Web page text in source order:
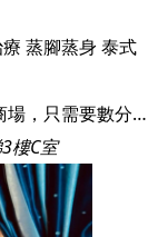
蒸腳蒸身泰式
「泰、舒適」位於長沙灣青山道鄰近元州商場，只需要數分鐘就可以從地鐵站出口去到店鋪，十分方便！店內設有多張特大按摩床讓大家可以在繁忙的工作後或假日相約親朋好友按摩鬆一鬆！
樓C室